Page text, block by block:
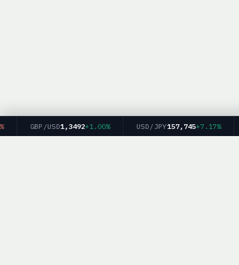
GBP/USD1,3492+1.00% USD/JPY157,745+7.17%